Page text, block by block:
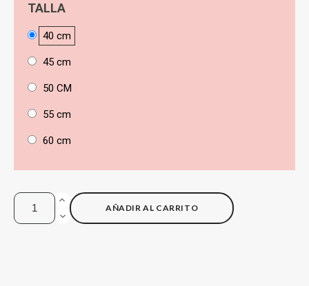
TALLA
40 cm
45 cm
50 CM
55 cm
60 cm
AÑADIR AL CARRITO